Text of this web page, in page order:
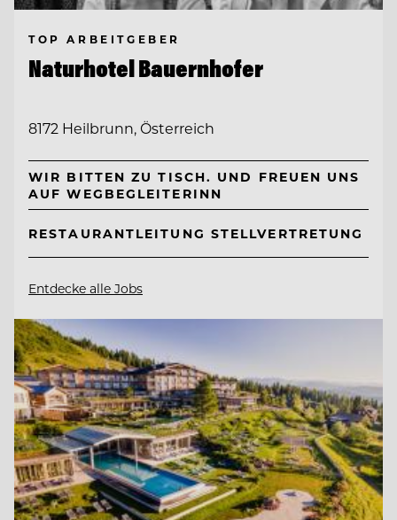
TOP ARBEITGEBER
Naturhotel Bauernhofer
8172 Heilbrunn, Österreich
WIR BITTEN ZU TISCH. UND FREUEN UNS
AUF WEGBEGLEITERINN
RESTAURANTLEITUNG STELLVERTRETUNG
Entdecke alle Jobs